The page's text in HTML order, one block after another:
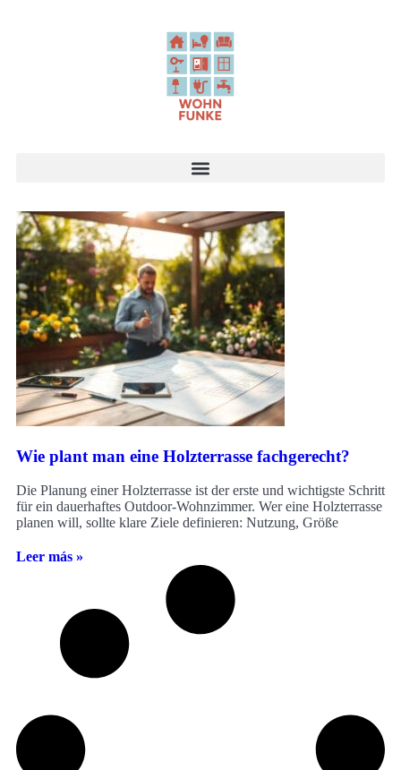
Wie plant man eine Holzterrasse fachgerecht?
Die Planung einer Holzterrasse ist der erste und wichtigste Schritt
für ein dauerhaftes Outdoor-Wohnzimmer. Wer eine Holzterrasse
planen will, sollte klare Ziele definieren: Nutzung, Größe
Leer más »